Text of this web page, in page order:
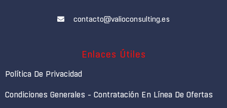
contacto@valioconsulting.es
Enlaces Útiles
Política De Privacidad
Condiciones Generales - Contratación En Línea De Ofertas